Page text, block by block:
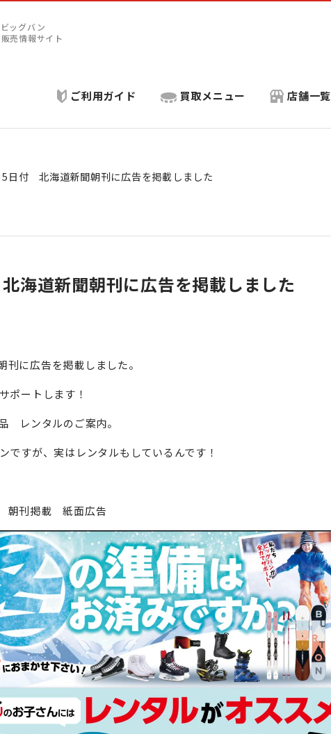
ッグバン
売情報サイト
ご利用ガイド 買取メニュー 店舗一覧
日付 北海道新聞朝刊に広告を掲載しました
海道新聞朝刊に広告を掲載しました
に広告を掲載しました。
ポートします！
レンタルのご案内。
ですが、実はレンタルもしているんです！
朝刊掲載 紙面広告